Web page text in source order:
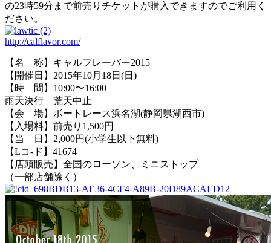
の23時59分まで前売りチケットが購入できますのでご利用く
ださい。
http://calflavor.com/
【名 称】キャルフレーバー2015
【開催日】2015年10月18日(日)
【時 間】10:00〜16:00
雨天決行 荒天中止
【会 場】ボートレース浜名湖(静岡県湖西市)
【入場料】前売り1,500円
【当 日】2,000円(小学生以下無料)
【Lコ-ド】41674
【店頭販売】全国のローソン、ミニストップ
（一部店舗除く）